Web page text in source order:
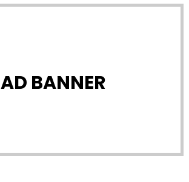
AD BANNER